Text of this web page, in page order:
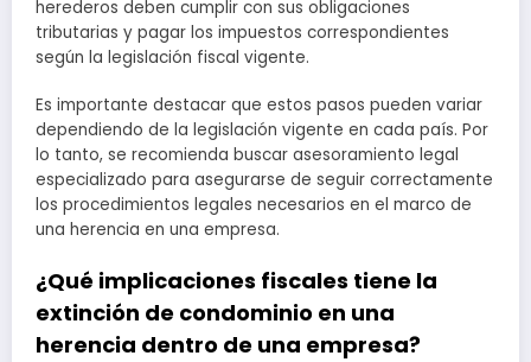
herederos deben cumplir con sus obligaciones
tributarias y pagar los impuestos correspondientes
según la legislación fiscal vigente.
Es importante destacar que estos pasos pueden variar
dependiendo de la legislación vigente en cada país. Por
lo tanto, se recomienda buscar asesoramiento legal
especializado para asegurarse de seguir correctamente
los procedimientos legales necesarios en el marco de
una herencia en una empresa.
¿Qué implicaciones fiscales tiene la
extinción de condominio en una
herencia dentro de una empresa?